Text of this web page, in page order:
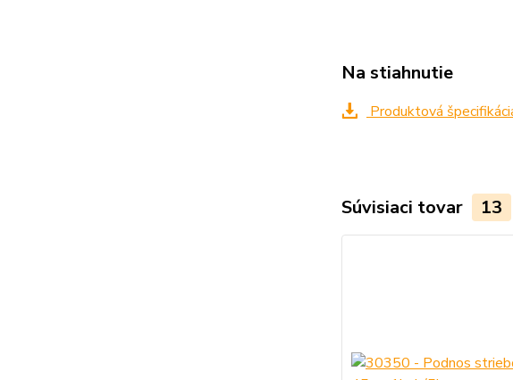
Na stiahnutie
Produktová
Súvisiaci tovar 13